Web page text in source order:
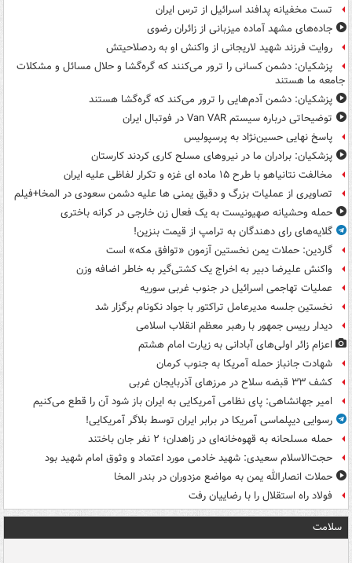
تست مخفیانه پدافند اسرائیل از ترس ایران
جاده‌های مشهد آماده میزبانی از زائران رضوی
روایت فرزند شهید لاریجانی از واکنش او به ردصلاحیتش
پزشکیان: دشمن کسانی را ترور می‌کنند که گره‌گشا و حلال مسائل و مشکلات
جامعه ما هستند
پزشکیان: دشمن آدم‌هایی را ترور می‌کند که گره‌گشا هستند
توضیحاتی درباره سیستم Van VAR در فوتبال ایران
پاسخ نهایی حسین‌نژاد به پرسپولیس
پزشکیان: برادران ما در نیروهای مسلح کاری کردند کارستان
مخالفت نتانیاهو با طرح ۱۵ ماده ای غزه و تکرار لفاظی علیه ایران
تصاویری از عملیات بزرگ و دقیق یمنی ها علیه دشمن سعودی در المخا+فیلم
حمله وحشیانه صهیونیست به یک فعال زن خارجی در کرانه باختری
گلایه‌های رای دهندگان به ترامپ از قیمت بنزین!
گاردین: حملات یمن نخستین آزمون «توافق مکه» است
واکنش علیرضا دبیر به اخراج یک کشتی‌گیر به خاطر اضافه وزن
عملیات تهاجمی اسرائیل در جنوب غربی سوریه
نخستین جلسه مدیرعامل تراکتور با جواد نکونام برگزار شد
دیدار رییس جمهور با رهبر معظم انقلاب اسلامی
اعزام زائر اولی‌های آبادانی به زیارت امام هشتم
شهادت جانباز حمله آمریکا به جنوب کرمان
کشف ۳۳ قبضه سلاح در مرزهای آذربایجان غربی
امیر جهانشاهی: پای نظامی آمریکایی به ایران باز شود آن را قطع می‌کنیم
رسوایی دیپلماسی آمریکا در برابر ایران توسط بلاگر آمریکایی!
حمله مسلحانه به قهوه‌خانه‌ای در زاهدان؛ ۲ نفر جان باختند
حجت‌الاسلام سعیدی: شهید خادمی مورد اعتماد و وثوق امام شهید بود
حملات انصارالله یمن به مواضع مزدوران در بندر المخا
فولاد راه استقلال را با رضاییان رفت
سلامت